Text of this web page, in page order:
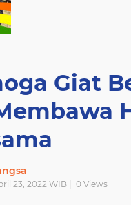
Giat
23, 2022 WIB | 0Views